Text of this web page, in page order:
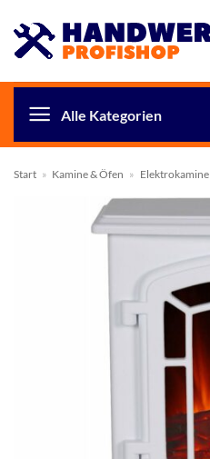
Inhalt
springen
Alle Kategorien
Start » Kamine & Öfen » Elektrokamine